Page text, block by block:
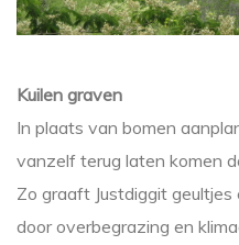
Kuilen graven
In plaats van bomen
vanzelf terug laten komen
Zo graaft Justdiggit geultjes
door overbegrazing en